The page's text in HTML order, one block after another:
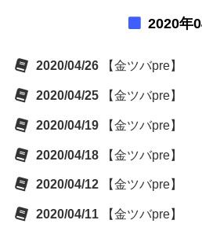
2020年
2020/04/26 【金ツバpre】
2020/04/25 【金ツバpre】
2020/04/19 【金ツバpre】
2020/04/18 【金ツバpre】
2020/04/12 【金ツバpre】
2020/04/11 【金ツバpre】